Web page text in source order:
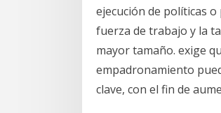
ejecución de políticas
fuerza de trabajo y la
mayor tamaño. exige
empadronamiento
clave, con el fin de